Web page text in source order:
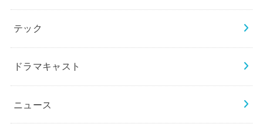
テック
ドラマキャスト
ニュース